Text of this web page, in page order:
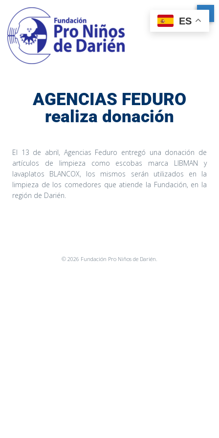
AGENCIAS FEDURO
realiza donación
El 13 de abril, Agencias Feduro entregó una donación de
artículos de limpieza como escobas marca LIBMAN y
lavaplatos BLANCOX, los mismos serán utilizados en la
limpieza de los comedores que atiende la Fundación, en la
región de Darién.
© 2026 Fundación Pro Niños de Darién.
ES